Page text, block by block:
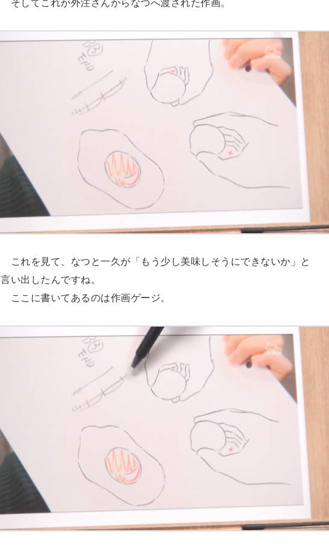
そしてこれが外注さんからなつへ渡された作画。
これを見て、なつと一久が「もう少し美味しそうにできないか」と
言い出したんですね。
ここに書いてあるのは作画ゲージ。